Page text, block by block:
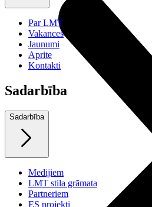
Par LMT
Vakances
Jaunumi
Aprite
Kontakti
Sadarbība
Sadarbība
Medijiem
LMT stila grāmata
Partneriem
ES projekti